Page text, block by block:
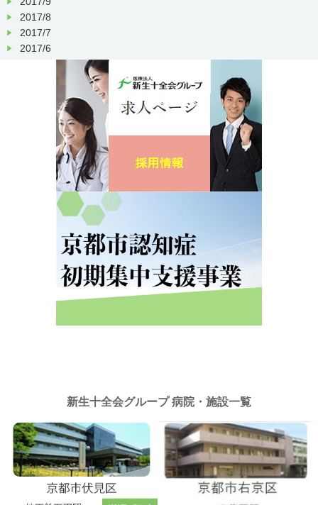
2017/8
2017/7
2017/6
新生十全会グループ 病院・施設一覧